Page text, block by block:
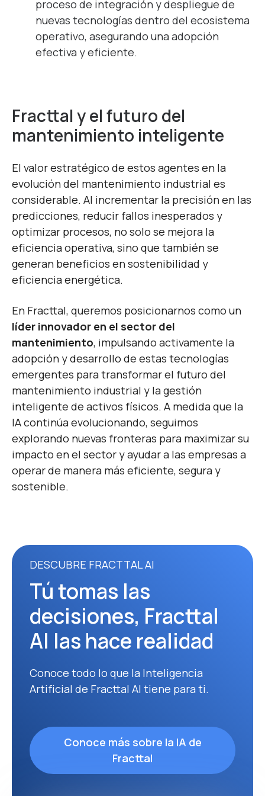
proceso de integración y despliegue de
nuevas tecnologías dentro del ecosistema
operativo, asegurando una adopción
efectiva y eficiente.
Fracttal y el futuro del
mantenimiento inteligente
El valor estratégico de estos agentes en la
evolución del mantenimiento industrial es
considerable. Al incrementar la precisión en las
predicciones, reducir fallos inesperados y
optimizar procesos, no solo se mejora la
eficiencia operativa, sino que también se
generan beneficios en sostenibilidad y
eficiencia energética.
En Fracttal, queremos posicionarnos como un
líder innovador en el sector del
mantenimiento, impulsando activamente la
adopción y desarrollo de estas tecnologías
emergentes para transformar el futuro del
mantenimiento industrial y la gestión
inteligente de activos físicos. A medida que la
IA continúa evolucionando, seguimos
explorando nuevas fronteras para maximizar su
impacto en el sector y ayudar a las empresas a
operar de manera más eficiente, segura y
sostenible.
DESCUBRE FRACTTAL AI
Tú tomas las
decisiones, Fracttal
AI las hace realidad
Conoce todo lo que la Inteligencia
Artificial de Fracttal AI tiene para ti.
Conoce más sobre la IA de
Fracttal